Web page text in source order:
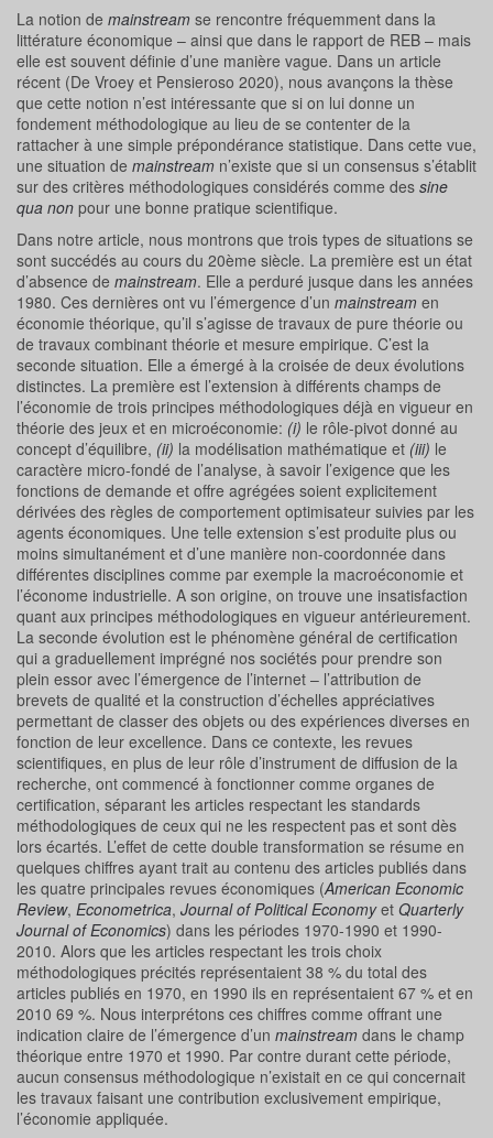
La notion de mainstream se rencontre fréquemment dans la
littérature économique – ainsi que dans le rapport de REB – mais
elle est souvent définie d’une manière vague. Dans un article
récent (De Vroey et Pensieroso 2020), nous avançons la thèse
que cette notion n’est intéressante que si on lui donne un
fondement méthodologique au lieu de se contenter de la
rattacher à une simple prépondérance statistique. Dans cette vue,
une situation de mainstream n’existe que si un consensus s’établit
sur des critères méthodologiques considérés comme des sine
qua non pour une bonne pratique scientifique.
Dans notre article, nous montrons que trois types de situations se
sont succédés au cours du 20ème siècle. La première est un état
d’absence de mainstream. Elle a perduré jusque dans les années
1980. Ces dernières ont vu l’émergence d’un mainstream en
économie théorique, qu’il s’agisse de travaux de pure théorie ou
de travaux combinant théorie et mesure empirique. C’est la
seconde situation. Elle a émergé à la croisée de deux évolutions
distinctes. La première est l’extension à différents champs de
l’économie de trois principes méthodologiques déjà en vigueur en
théorie des jeux et en microéconomie: (i) le rôle-pivot donné au
concept d’équilibre, (ii) la modélisation mathématique et (iii) le
caractère micro-fondé de l’analyse, à savoir l’exigence que les
fonctions de demande et offre agrégées soient explicitement
dérivées des règles de comportement optimisateur suivies par les
agents économiques. Une telle extension s’est produite plus ou
moins simultanément et d’une manière non-coordonnée dans
différentes disciplines comme par exemple la macroéconomie et
l’économe industrielle. A son origine, on trouve une insatisfaction
quant aux principes méthodologiques en vigueur antérieurement.
La seconde évolution est le phénomène général de certification
qui a graduellement imprégné nos sociétés pour prendre son
plein essor avec l’émergence de l’internet – l’attribution de
brevets de qualité et la construction d’échelles appréciatives
permettant de classer des objets ou des expériences diverses en
fonction de leur excellence. Dans ce contexte, les revues
scientifiques, en plus de leur rôle d’instrument de diffusion de la
recherche, ont commencé à fonctionner comme organes de
certification, séparant les articles respectant les standards
méthodologiques de ceux qui ne les respectent pas et sont dès
lors écartés. L’effet de cette double transformation se résume en
quelques chiffres ayant trait au contenu des articles publiés dans
les quatre principales revues économiques (American Economic
Review, Econometrica, Journal of Political Economyet Quarterly
Journal of Economics) dans les périodes 1970-1990 et 1990-
2010. Alors que les articles respectant les trois choix
méthodologiques précités représentaient 38 % du total des
articles publiés en 1970, en 1990 ils en représentaient 67 % et en
2010 69 %. Nous interprétons ces chiffres comme offrant une
indication claire de l’émergence d’un mainstream dans le champ
théorique entre 1970 et 1990. Par contre durant cette période,
aucun consensus méthodologique n’existait en ce qui concernait
les travaux faisant une contribution exclusivement empirique,
l’économie appliquée.